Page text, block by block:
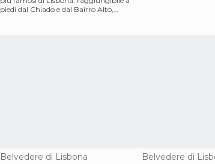
piedi dal Chiado e dal Bairro Alto,
Belvedere di Lisbona
Belvedere di